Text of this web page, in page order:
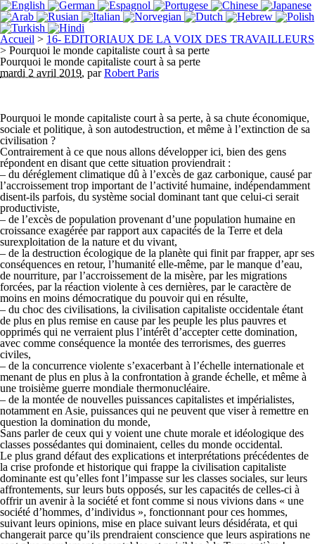
Accueil > 16- EDITORIAUX DE LA VOIX DES TRAVAILLEURS
> Pourquoi le monde capitaliste court à sa perte
Pourquoi le monde capitaliste court à sa perte
mardi 2 avril 2019, parRobert Paris
Pourquoi le monde capitaliste court à sa perte, à sa chute économique,
sociale et politique, à son autodestruction, et même à l’extinction de sa
civilisation ?
Contrairement à ce que nous allons développer ici, bien des gens
répondent en disant que cette situation proviendrait :
– du déréglement climatique dû à l’excès de gaz carbonique, causé par
l’accroissement trop important de l’activité humaine, indépendamment
disent-ils parfois, du système social dominant tant que celui-ci serait
productiviste,
– de l’excès de population provenant d’une population humaine en
croissance exagérée par rapport aux capacités de la Terre et dela
surexploitation de la nature et du vivant,
– de la destruction écologique de la planète qui finit par frapper, apr ses
conséquences en retour, l’humanité elle-même, par le manque d’eau,
de nourriture, par l’accroissement de la misère, par les migrations
forcées, par la réaction violente à ces dernières, par le caractère de
moins en moins démocratique du pouvoir qui en résulte,
– du choc des civilisations, la civilisation capitaliste occidentale étant
de plus en plus remise en cause par les peuple les plus pauvres et
opprimés qui ne verraient plus l’intérêt d’accepter cette domination,
avec comme conséquence la montée des terrorismes, des guerres
civiles,
– de la concurrence violente s’exacerbant à l’échelle internationale et
menant de plus en plus à la confrontation à grande échelle, et même à
une troisième guerre mondiale thermonucléaire.
– de la montée de nouvelles puissances capitalistes et impérialistes,
notamment en Asie, puissances qui ne peuvent que viser à remettre en
question la domination du monde,
Sans parler de ceux qui y voient une chute morale et idéologique des
classes possédantes qui dominaient, celles du monde occidental.
Le plus grand défaut des explications et interprétations précédentes de
la crise profonde et historique qui frappe la civilisation capitaliste
dominante est qu’elles font l’impasse sur les classes sociales, sur leurs
affrontements, sur leurs buts opposés, sur les capacités de celles-ci à
offrir un avenir à la société et font comme si nous vivions dans « une
société d’hommes, d’individus », fonctionnant pour ces hommes,
suivant leurs opinions, mise en place suivant leurs désidérata, et qui
changerait parce qu’ils prendraient conscience que leurs aspirations ne